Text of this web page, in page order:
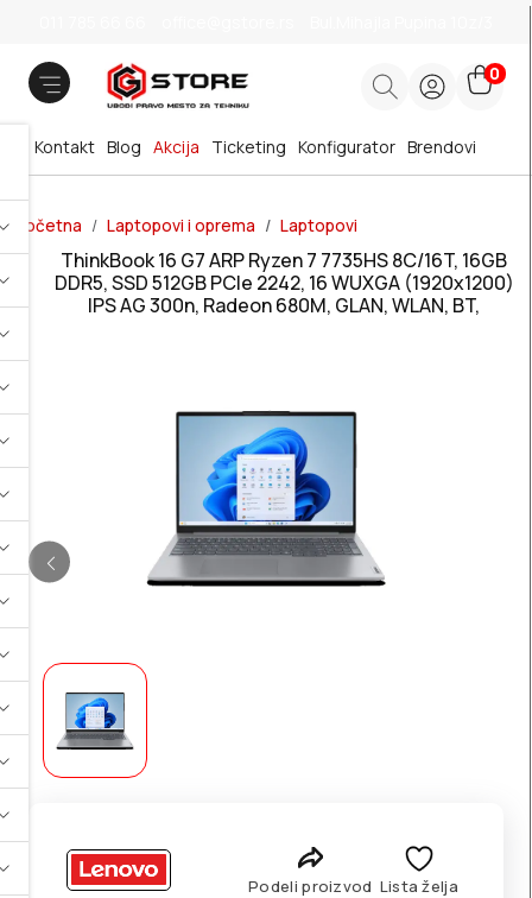
0
Brendovi
Blog Akcija
Kontakt Ticketing Konfigurator
Početna Laptopovi i oprema Laptopovi
ThinkBook 16 G7 ARP Ryzen 7 7735HS 8C/16T, 16GB
DDR5, SSD 512GB PCIe 2242, 16 WUXGA (1920x1200)
IPS AG 300n, Radeon 680M, GLAN, WLAN, BT,
Podeli proizvod Lista želja